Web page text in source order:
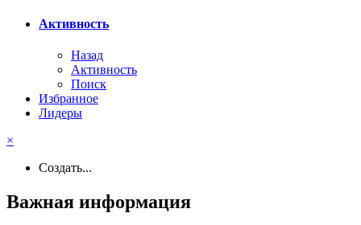
Активность
Назад
Активность
Поиск
Избранное
Лидеры
×
Создать...
Важная информация